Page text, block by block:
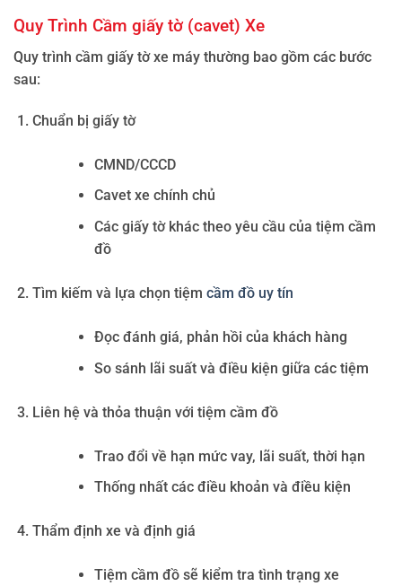
Quy Trình Cầm giấy tờ (cavet) Xe
Quy trình cầm giấy tờ xe máy thường bao gồm các bước
sau:
Chuẩn bị giấy tờ
CMND/CCCD
Cavet xe chính chủ
Các giấy tờ khác theo yêu cầu của tiệm cầm
đồ
Tìm kiếm và lựa chọn tiệm cầm đồ uy tín
Đọc đánh giá, phản hồi của khách hàng
So sánh lãi suất và điều kiện giữa các tiệm
Liên hệ và thỏa thuận với tiệm cầm đồ
Trao đổi về hạn mức vay, lãi suất, thời hạn
Thống nhất các điều khoản và điều kiện
Thẩm định xe và định giá
Tiệm cầm đồ sẽ kiểm tra tình trạng xe